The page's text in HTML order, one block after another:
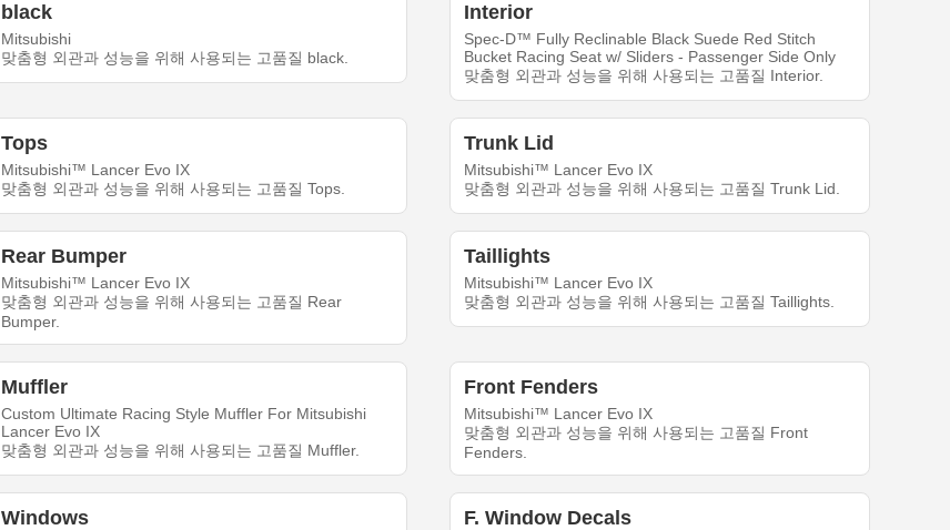
black
Mitsubishi
맞춤형 외관과 성능을 위해 사용되는 고품질 black.
Interior
Spec-D™ Fully Reclinable Black Suede Red Stitch
Bucket Racing Seat w/ Sliders - Passenger Side Only
맞춤형 외관과 성능을 위해 사용되는 고품질 Interior.
Tops
Mitsubishi™ Lancer Evo IX
맞춤형 외관과 성능을 위해 사용되는 고품질 Tops.
Trunk Lid
Mitsubishi™ Lancer Evo IX
맞춤형 외관과 성능을 위해 사용되는 고품질 Trunk Lid.
Rear Bumper
Mitsubishi™ Lancer Evo IX
맞춤형 외관과 성능을 위해 사용되는 고품질 Rear
Bumper.
Taillights
Mitsubishi™ Lancer Evo IX
맞춤형 외관과 성능을 위해 사용되는 고품질 Taillights.
Muffler
Custom Ultimate Racing Style Muffler For Mitsubishi
Lancer Evo IX
맞춤형 외관과 성능을 위해 사용되는 고품질 Muffler.
Front Fenders
Mitsubishi™ Lancer Evo IX
맞춤형 외관과 성능을 위해 사용되는 고품질 Front
Fenders.
Windows F. Window Decals